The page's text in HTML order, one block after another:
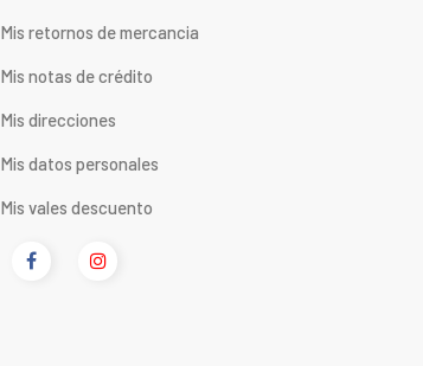
Mis retornos de mercancia
Mis notas de crédito
Mis direcciones
Mis datos personales
Mis vales descuento